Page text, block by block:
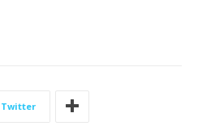
Twitter